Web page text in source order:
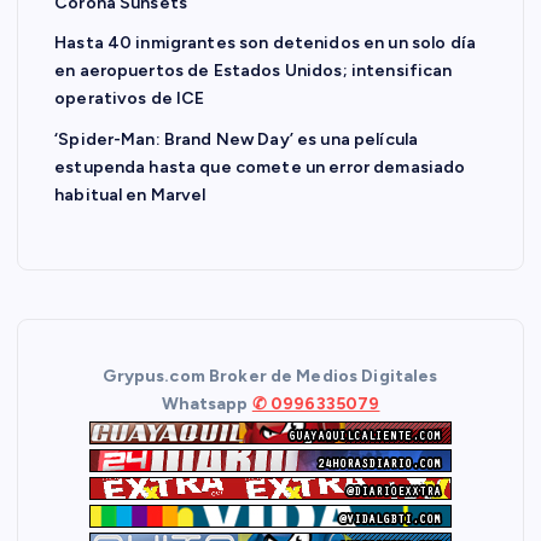
n
e
r
a
d
Hasta 40 inmigrantes son detenidos en un solo día
en aeropuertos de Estados Unidos; intensifican
operativos de ICE
‘Spider-Man: Brand New Day’ es una película
estupenda hasta que comete un error demasiado
habitual en Marvel
Grypus.com Broker de Medios Digitales
Whatsapp ✆ 0996335079